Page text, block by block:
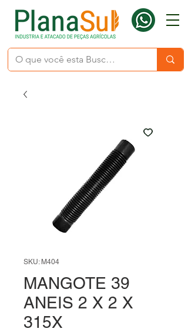
SKU: M404
MANGOTE 39
ANEIS 2 X 2 X
315X